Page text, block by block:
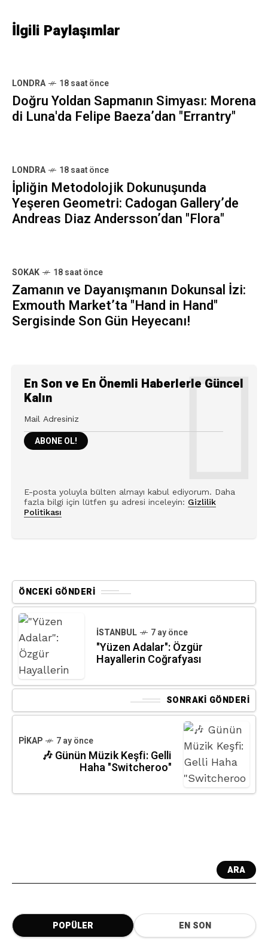
İlgili Paylaşımlar
LONDRA 18 saat önce
Doğru Yoldan Sapmanın Simyası: Morena
di Luna'da Felipe Baeza’dan "Errantry"
LONDRA 18 saat önce
İpliğin Metodolojik Dokunuşunda
Yeşeren Geometri: Cadogan Gallery’de
Andreas Diaz Andersson’dan "Flora"
SOKAK 18 saat önce
Zamanın ve Dayanışmanın Dokunsal İzi:
Exmouth Market’ta "Hand in Hand"
Sergisinde Son Gün Heyecanı!
En Son ve En Önemli Haberlerle Güncel
Kalın
E-posta yoluyla bülten almayı kabul ediyorum. Daha
fazla bilgi için lütfen şu adresi inceleyin: Gizlilik
Politikası
ÖNCEKI GÖNDERI
İSTANBUL 7 ay önce
"Yüzen Adalar": Özgür
Hayallerin Coğrafyası
SONRAKI GÖNDERI
PIKAP 7 ay önce
🎶 Günün Müzik Keşfi: Gelli
Haha "Switcheroo"
ARA
POPÜLER EN SON